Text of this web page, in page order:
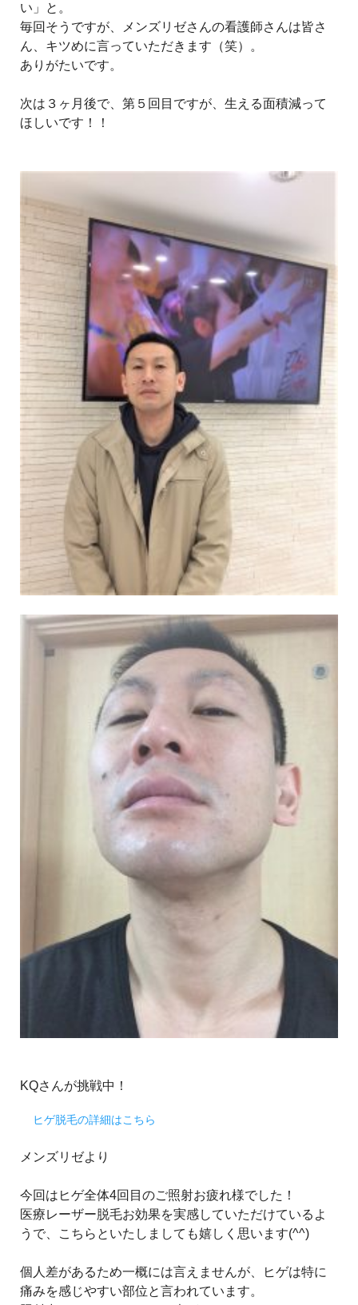
い」と。
毎回そうですが、メンズリゼさんの看護師さんは皆さ
ん、キツめに言っていただきます（笑）。
ありがたいです。
次は３ヶ月後で、第５回目ですが、生える面積減って
ほしいです！！
KQさんが挑戦中！
ヒゲ脱毛の詳細はこちら
メンズリゼより
今回はヒゲ全体4回目のご照射お疲れ様でした！
医療レーザー脱毛お効果を実感していただけているよ
うで、こちらといたしましても嬉しく思います(^^)
個人差があるため一概には言えませんが、ヒゲは特に
痛みを感じやすい部位と言われています。